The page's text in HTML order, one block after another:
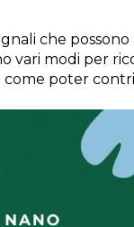
che possono
vari modi per
come poter